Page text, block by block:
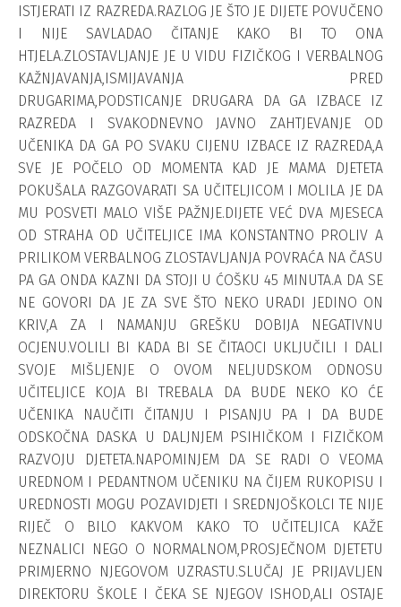
ISTJERATI IZ RAZREDA.RAZLOG JE ŠTO JE DIJETE POVUČENO
I NIJE SAVLADAO ČITANJE KAKO BI TO ONA
HTJELA.ZLOSTAVLJANJE JE U VIDU FIZIČKOG I VERBALNOG
KAŽNJAVANJA,ISMIJAVANJA PRED
DRUGARIMA,PODSTICANJE DRUGARA DA GA IZBACE IZ
RAZREDA I SVAKODNEVNO JAVNO ZAHTJEVANJE OD
UČENIKA DA GA PO SVAKU CIJENU IZBACE IZ RAZREDA,A
SVE JE POČELO OD MOMENTA KAD JE MAMA DJETETA
POKUŠALA RAZGOVARATI SA UČITELJICOM I MOLILA JE DA
MU POSVETI MALO VIŠE PAŽNJE.DIJETE VEĆ DVA MJESECA
OD STRAHA OD UČITELJICE IMA KONSTANTNO PROLIV A
PRILIKOM VERBALNOG ZLOSTAVLJANJA POVRAĆA NA ČASU
PA GA ONDA KAZNI DA STOJI U ĆOŠKU 45 MINUTA.A DA SE
NE GOVORI DA JE ZA SVE ŠTO NEKO URADI JEDINO ON
KRIV,A ZA I NAMANJU GREŠKU DOBIJA NEGATIVNU
OCJENU.VOLILI BI KADA BI SE ČITAOCI UKLJUČILI I DALI
SVOJE MIŠLJENJE O OVOM NELJUDSKOM ODNOSU
UČITELJICE KOJA BI TREBALA DA BUDE NEKO KO ĆE
UČENIKA NAUČITI ČITANJU I PISANJU PA I DA BUDE
ODSKOČNA DASKA U DALJNJEM PSIHIČKOM I FIZIČKOM
RAZVOJU DJETETA.NAPOMINJEM DA SE RADI O VEOMA
UREDNOM I PEDANTNOM UČENIKU NA ČIJEM RUKOPISU I
UREDNOSTI MOGU POZAVIDJETI I SREDNJOŠKOLCI TE NIJE
RIJEČ O BILO KAKVOM KAKO TO UČITELJICA KAŽE
NEZNALICI NEGO O NORMALNOM,PROSJEČNOM DJETETU
PRIMJERNO NJEGOVOM UZRASTU.SLUČAJ JE PRIJAVLJEN
DIREKTORU ŠKOLE I ČEKA SE NJEGOV ISHOD,ALI OSTAJE